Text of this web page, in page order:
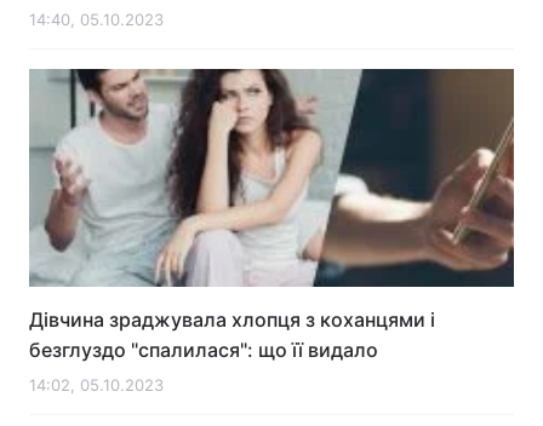
14:40, 05.10.2023
Дівчина зраджувала хлопця з коханцями і
безглуздо "спалилася": що її видало
14:02, 05.10.2023